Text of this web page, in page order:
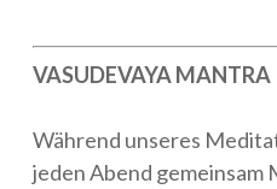
VASUDEVAYA MANTRA
Während unseres
jeden Abend gemeinsam